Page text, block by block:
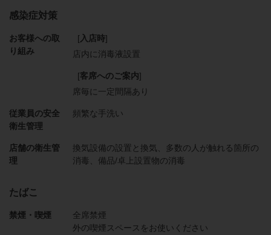
感染症対策
お客様への取
り組み
[入店時]
店内に消毒液設置
[客席へのご案内]
席毎に一定間隔あり
従業員の安全
衛生管理
頻繁な手洗い
店舗の衛生管
理
換気設備の設置と換気
多数の人が触れる箇所の
消毒
備品/卓上設置物の消毒
たばこ
禁煙・喫煙
全席禁煙
外の喫煙スペースをお使いください